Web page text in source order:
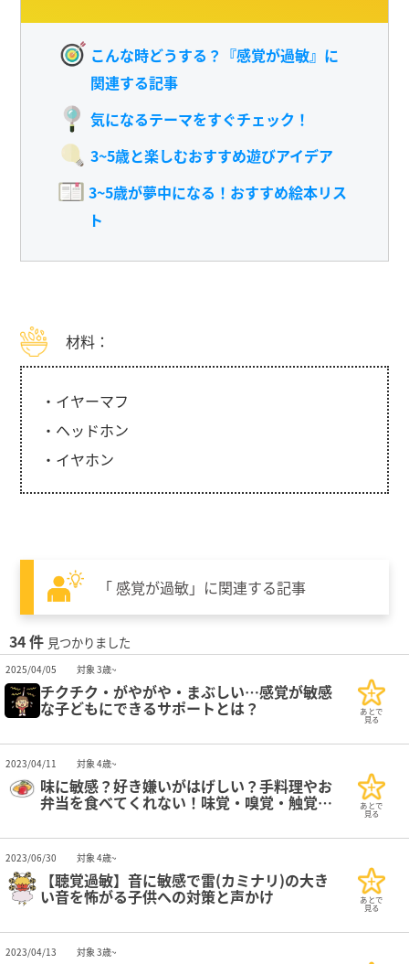
こんな時どうする？『感覚が過敏』に
関連する記事
気になるテーマをすぐチェック！
3~5歳と楽しむおすすめ遊びアイデア
3~5歳が夢中になる！おすすめ絵本リス
ト
材料：
・イヤーマフ
・ヘッドホン
・イヤホン
「 感覚が過敏」に関連する記事
34 件 見つかりました
2025/04/05 対象 3歳~
チクチク・がやがや・まぶしい…感覚が敏感
な子どもにできるサポートとは？ あとで
見る
2023/04/11 対象 4歳~
味に敏感？好き嫌いがはげしい？手料理やお
弁当を食べてくれない！味覚・嗅覚・触覚が あとで
見る
2023/06/30 対象 4歳~
【聴覚過敏】音に敏感で雷(カミナリ)の大き
い音を怖がる子供への対策と声かけ あとで
見る
2023/04/13 対象 3歳~